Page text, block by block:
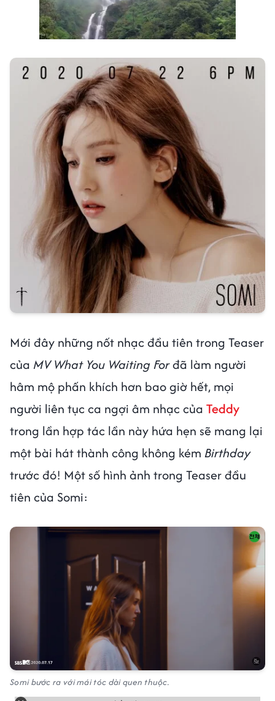
Next video in 1 Cancel
Mới đây những nốt nhạc đầu tiên trong Teaser
của MV What You Waiting Forđã làm người
hâm mộ phấn khích hơn bao giờ hết, mọi
người liên tục ca ngợi âm nhạc của Teddy
trong lần hợp tác lần này hứa hẹn sẽ mang lại
một bài hát thành công không kém Birthday
trước đó! Một số hình ảnh trong Teaser đầu
tiên của Somi:
Somi bước ra với mái tóc dài quen thuộc.